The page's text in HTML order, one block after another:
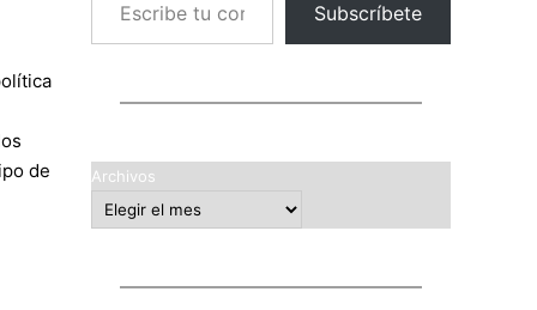
de
Subscríbete
Archivos